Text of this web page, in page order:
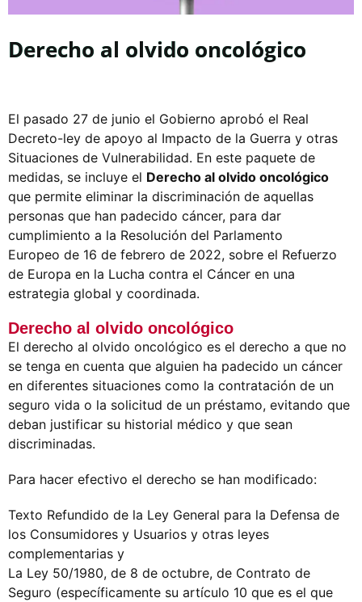
Derecho al olvido oncológico
El pasado 27 de junio el Gobierno aprobó el Real
Decreto-ley de apoyo al Impacto de la Guerra y otras
Situaciones de Vulnerabilidad. En este paquete de
medidas, se incluye el Derecho al olvido oncológico
que permite eliminar la discriminación de aquellas
personas que han padecido cáncer, para dar
cumplimiento a la Resolución del Parlamento
Europeo de 16 de febrero de 2022, sobre el Refuerzo
de Europa en la Lucha contra el Cáncer en una
estrategia global y coordinada.
Derecho al olvido oncológico
El derecho al olvido oncológico es el derecho a que no
se tenga en cuenta que alguien ha padecido un cáncer
en diferentes situaciones como la contratación de un
seguro vida o la solicitud de un préstamo, evitando que
deban justificar su historial médico y que sean
discriminadas.
Para hacer efectivo el derecho se han modificado:
Texto Refundido de la Ley General para la Defensa de
los Consumidores y Usuarios y otras leyes
complementarias y
La Ley 50/1980, de 8 de octubre, de Contrato de
Seguro (específicamente su artículo 10 que es el que